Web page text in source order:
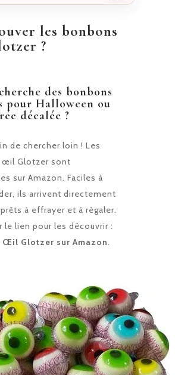
les bonbons
?
des bonbons
pour Halloween ou
décalée ?
de chercher loin ! Les
œil Glotzer sont
sur Amazon. Faciles à
ils arrivent directement
à effrayer et à régaler.
le lien pour les découvrir :
Œil Glotzer sur Amazon